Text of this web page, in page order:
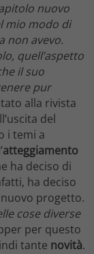
nuovo
mio modo di
non avevo.
quell’aspetto
il suo
pur
alla rivista
del
i temi a
atteggiamento
ha deciso di
ha deciso
progetto.
cose diverse
per questo
tante novità.